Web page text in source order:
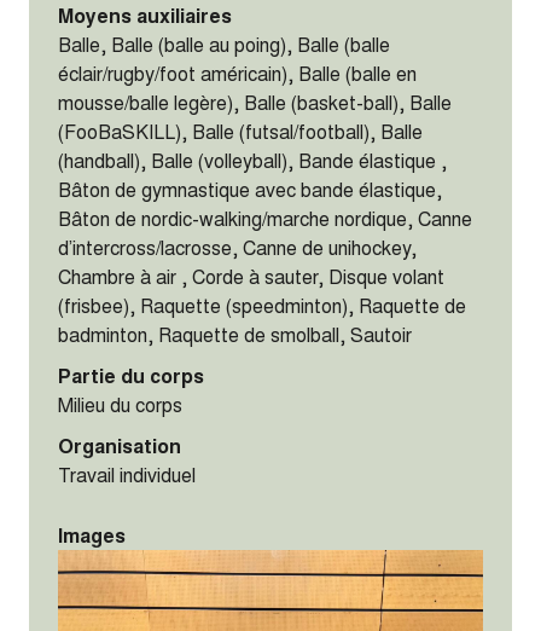
Moyens auxiliaires
Balle, Balle (balle au poing), Balle (balle
éclair/rugby/foot américain), Balle (balle en
mousse/balle legère), Balle (basket-ball), Balle
(FooBaSKILL), Balle (futsal/football), Balle
(handball), Balle (volleyball), Bande élastique ,
Bâton de gymnastique avec bande élastique,
Bâton de nordic-walking/marche nordique, Canne
d’intercross/lacrosse, Canne de unihockey,
Chambre à air , Corde à sauter, Disque volant
(frisbee), Raquette (speedminton), Raquette de
badminton, Raquette de smolball, Sautoir
Partie du corps
Milieu du corps
Organisation
Travail individuel
Images